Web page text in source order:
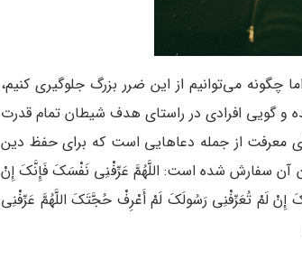
چگونه می‌توانیم از این ضرر بزرگ جلوگیری کنیم،
و گویی افرادی در راستای هدف شیطان تمام قدرت
معرفت از جمله دعاهایی است که برای حفظ دین
آن سفارش شده است: اللَّهُمَّ عَرِّفْنِی نَفْسَکَ فَإِنَّکَ إِنْ
إِنْ لَمْ تُعَرِّفْنِی رَسُولَکَ لَمْ أَعْرِفْ حُجَّتَکَ اللَّهُمَّ عَرِّفْنِی